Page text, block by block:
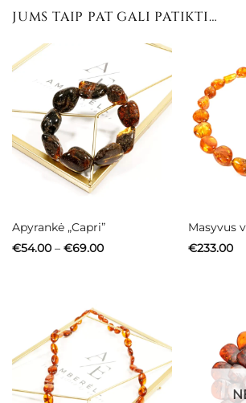
JUMS TAIP PAT GALI PATIKTI…
Apyrankė „Capri”
€54.00 – €69.00Price
Masyvus
€233.00